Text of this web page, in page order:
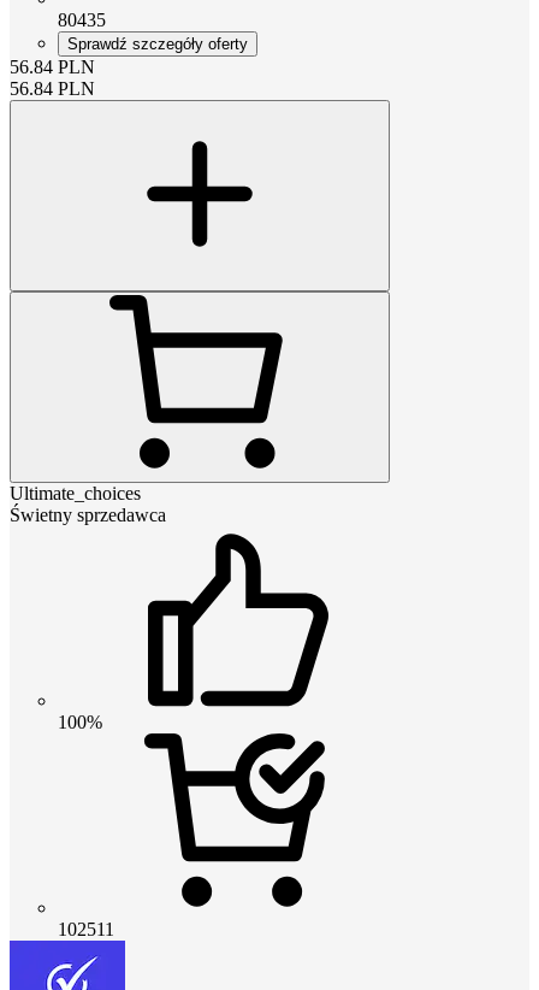
80435
Sprawdź szczegóły oferty
56.84 PLN
56.84 PLN
Ultimate_choices
Świetny sprzedawca
100%
102511